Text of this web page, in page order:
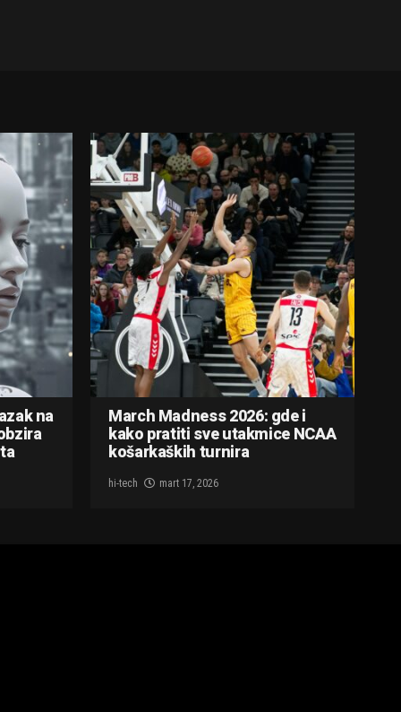
na March Madness 2026: gde i
kako pratiti sve utakmice NCAA
košarkaških turnira
hi-tech mart 17, 2026